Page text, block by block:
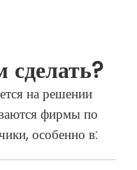
на решении
фирмы по
особенно в: